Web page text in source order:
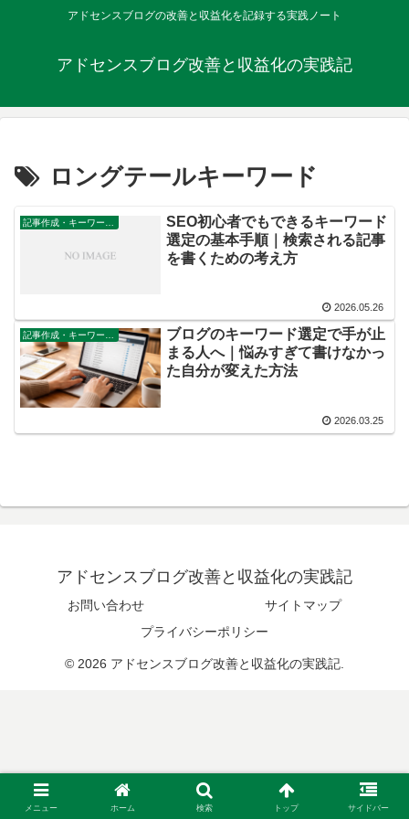
アドセンスブログの改善と収益化を記録する実践ノート
アドセンスブログ改善と収益化の実践記
ロングテールキーワード
SEO初心者でもできるキーワード
選定の基本手順｜検索される記事
を書くための考え方
2026.05.26
記事作成・キーワード設計
ブログのキーワード選定で手が止
まる人へ｜悩みすぎて書けなかっ
た自分が変えた方法
2026.03.25
アドセンスブログ改善と収益化の実践記
お問い合わせ
サイトマップ
プライバシーポリシー
© 2026 アドセンスブログ改善と収益化の実践記.
メニュー ホーム 検索 トップ サイドバー